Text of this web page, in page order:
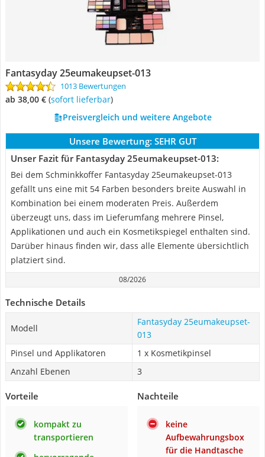
Fantasyday 25eumakeupset-013
1013 Bewertungen
ab 38,00 € ( Sofort lieferbar)
Preisvergleich und weitere Angebote
Unsere Bewertung: SEHR GUT
Unser Fazit für Fantasyday 25eumakeupset-013:
Bei dem Schminkkoffer Fantasyday ‎25eumakeupset-013
gefällt uns eine mit 54 Farben besonders breite Auswahl in
Kombination bei einem moderaten Preis. Außerdem
überzeugt uns, dass im Lieferumfang mehrere Pinsel,
Applikationen und auch ein Kosmetikspiegel enthalten sind.
Darüber hinaus finden wir, dass alle Elemente übersichtlich
platziert sind.
08/2026
Technische Details
Modell
Fantasyday 25eumakeupset-
013
Pinsel und Applikatoren
1 x Kosmetikpinsel
Anzahl Ebenen
3
Vorteile
kompakt zu
transportieren
Nachteile
keine
Aufbewahrungsbox
für die Handtasche